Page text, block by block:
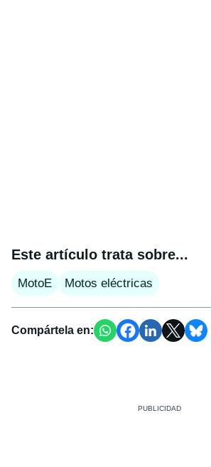
Este artículo trata sobre...
MotoE Motos eléctricas
Compártela en: